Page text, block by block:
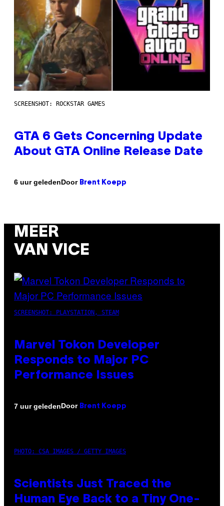
SCREENSHOT: ROCKSTAR GAMES
GTA 6 Gets Concerning Update
About GTA Online Release Date
6 uur geledenDoor Brent Koepp
MEER
VAN VICE
SCREENSHOT: PLAYSTATION, STEAM
Marvel Tokon Developer
Responds to Major PC
Performance Issues
7 uur geledenDoor Brent Koepp
PHOTO: CSA IMAGES / GETTY IMAGES
Scientists Just Traced the
Human Eye Back to a Tiny One-